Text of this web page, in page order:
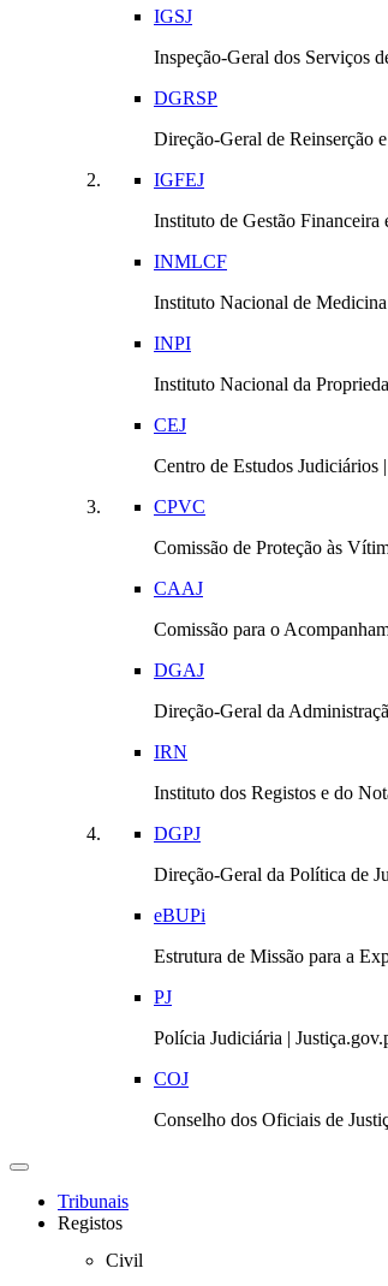
IGSJ
Inspeção-Geral dos Serviços
DGRSP
Direção-Geral de Reinserção
IGFEJ
Instituto de Gestão Financeira
INMLCF
Instituto Nacional de
INPI
Instituto Nacional da
CEJ
Centro de Estudos Judiciários
CPVC
Comissão de Proteção às
CAAJ
Comissão para o
DGAJ
Direção-Geral da
IRN
Instituto dos Registos e do
DGPJ
Direção-Geral da Política de
eBUPi
Estrutura de Missão para a
PJ
Polícia Judiciária |
COJ
Conselho dos Oficiais de
Toggle
navigationTribunais
Registos
Civil